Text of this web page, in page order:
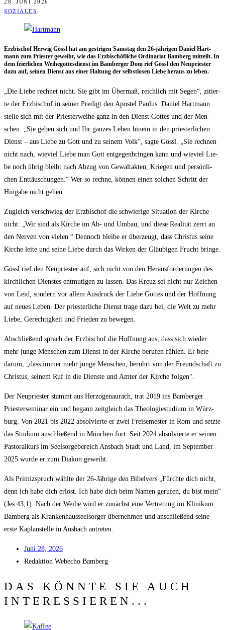
28. JUNI 2026
SOZIALES
Erz­bi­schof Her­wig Gössl hat am gest­ri­gen Sams­tag den 26-jäh­ri­gen Dani­el Hart­
mann zum Pries­ter geweiht, wie das Erz­bi­schöf­li­che Ordi­na­ri­at Bam­berg mit­teilt. In
dem fei­er­li­chen Wei­he­got­tes­dienst im Bam­ber­ger Dom rief Gössl den Neu­pries­ter
dazu auf, sei­nen Dienst aus einer Hal­tung der selbst­lo­sen Lie­be her­aus zu leben.
„Die Lie­be rech­net nicht. Sie gibt im Über­maß, reich­lich mit Segen“, zitier­
te der Erz­bi­schof in sei­ner Pre­digt den Apos­tel Pau­lus. Dani­el Hart­mann
stel­le sich mit der Pries­ter­wei­he ganz in den Dienst Got­tes und der Men­
schen. „Sie geben sich und Ihr gan­zes Leben hin­ein in den pries­ter­li­chen
Dienst – aus Lie­be zu Gott und zu sei­nem Volk“, sag­te Gössl. „Sie rech­nen
nicht nach, wie­viel Lie­be man Gott ent­ge­gen­brin­gen kann und wie­viel Lie­
be noch übrig bleibt nach Abzug von Gewalt­ak­ten, Krie­gen und per­sön­li­
chen Ent­täu­schun­gen.“ Wer so rech­ne, kön­nen einen sol­chen Schritt der
Hin­ga­be nicht gehen.
Zugleich ver­schwieg der Erz­bi­schof die schwie­ri­ge Situa­ti­on der Kir­che
nicht: „Wir sind als Kir­che im Ab- und Umbau, und die­se Rea­li­tät zerrt an
den Ner­ven von vie­len.“ Den­noch blei­be er über­zeugt, dass Chris­tus sei­ne
Kir­che lei­te und sei­ne Lie­be durch das Wir­ken der Gläu­bi­gen Frucht bringe.
Gössl rief den Neu­pries­ter auf, sich nicht von den Her­aus­for­de­run­gen des
kirch­li­chen Diens­tes ent­mu­ti­gen zu las­sen. Das Kreuz sei nicht nur Zei­chen
von Leid, son­dern vor allem Aus­druck der Lie­be Got­tes und der Hoff­nung
auf neu­es Leben. Der pries­ter­li­che Dienst tra­ge dazu bei, die Welt zu mehr
Lie­be, Gerech­tig­keit und Frie­den zu bewegen.
Abschlie­ßend sprach der Erz­bi­schof die Hoff­nung aus, dass sich wie­der
mehr jun­ge Men­schen zum Dienst in der Kir­che beru­fen füh­len. Er bete
dar­um, „dass immer mehr jun­ge Men­schen, berührt von der Freund­schaft zu
Chris­tus, sei­nem Ruf in die Diens­te und Ämter der Kir­che folgen“.
Der Neu­pries­ter stammt aus Her­zo­gen­au­rach, trat 2019 ins Bam­ber­ger
Pries­ter­se­mi­nar ein und begann zeit­gleich das Theo­lo­gie­stu­di­um in Würz­
burg. Von 2021 bis 2022 absol­vier­te er zwei Frei­se­mes­ter in Rom und setz­te
das Stu­di­um anschlie­ßend in Mün­chen fort. Seit 2024 absol­vier­te er sei­nen
Pas­to­ral­kurs im Seel­sor­ge­be­reich Ans­bach Stadt und Land, im Sep­tem­ber
2025 wur­de er zum Dia­kon geweiht.
Als Pri­miz­spruch wähl­te der 26-Jäh­ri­ge den Bibel­vers „Fürch­te dich nicht,
denn ich habe dich erlöst. Ich habe dich beim Namen geru­fen, du bist mein“
(Jes 43,1). Nach der Wei­he wird er zunächst eine Ver­tre­tung im Kli­ni­kum
Bam­berg als Kran­ken­haus­seel­sor­ger über­neh­men und anschlie­ßend sei­ne
ers­te Kaplan­stel­le in Ans­bach antreten.
Juni 28, 2026
Redak­ti­on Web­echo Bamberg
DAS KÖNNTE SIE AUCH
INTERESSIEREN...